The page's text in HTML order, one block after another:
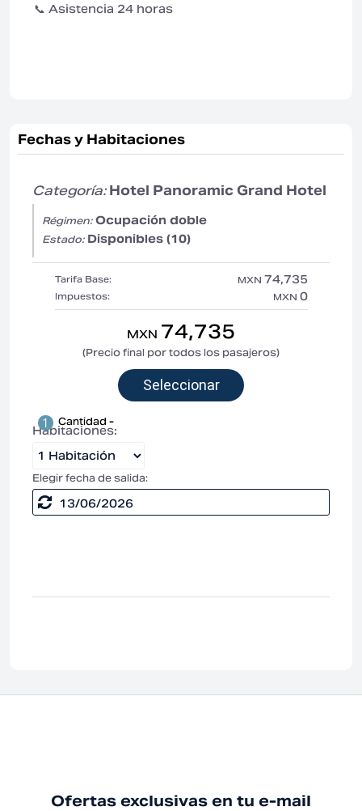
📞 Asistencia 24 horas
Fechas y Habitaciones
Categoría: Hotel Panoramic Grand Hotel
Régimen: Ocupación doble
Estado: Disponibles (10)
Tarifa Base: MXN 74,735
Impuestos: MXN 0
MXN 74,735
(Precio final por todos los pasajeros)
Habitaciones:
Elegir fecha de salida:
13/06/2026
1 Cantidad -
Ofertas exclusivas en tu e-mail